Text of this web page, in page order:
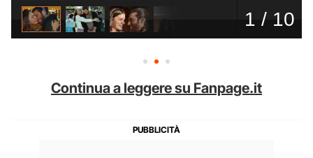
Continua a leggere su Fanpage.it